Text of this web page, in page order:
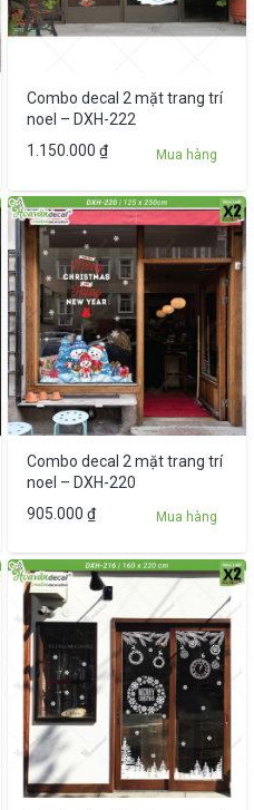
Combo decal 2 mặt trang trí
noel – DXH-222
1.150.000 ₫ Mua hàng
Combo decal 2 mặt trang trí
noel – DXH-220
905.000 ₫ Mua hàng